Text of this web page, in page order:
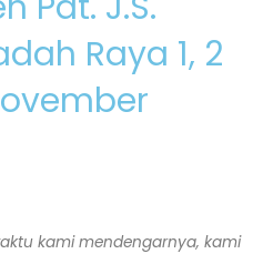
Raya 1, 2
kami mendengarnya, kami